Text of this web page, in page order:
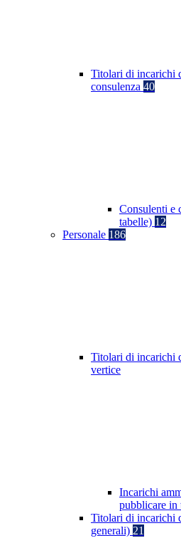
Titolari di incarichi
consulenza 40
Consulenti e
tabelle) 12
Personale 186
Titolari di incarichi
vertice
Incarichi
pubblicare in
Titolari di incarichi
generali) 21